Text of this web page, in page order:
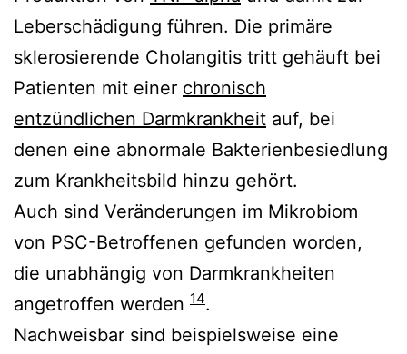
Leberschädigung führen. Die primäre
sklerosierende Cholangitis tritt gehäuft bei
Patienten mit einer chronisch
entzündlichen Darmkrankheit auf, bei
denen eine abnormale Bakterienbesiedlung
zum Krankheitsbild hinzu gehört.
Auch sind Veränderungen im Mikrobiom
von PSC-Betroffenen gefunden worden,
die unabhängig von Darmkrankheiten
angetroffen werden 14.
Nachweisbar sind beispielsweise eine